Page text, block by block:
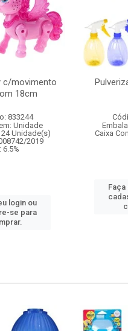
c/movimento
18cm
833244
Unidade
24 Unidade(s)
2019
6.5%
login ou
se para
Caixa
Faça